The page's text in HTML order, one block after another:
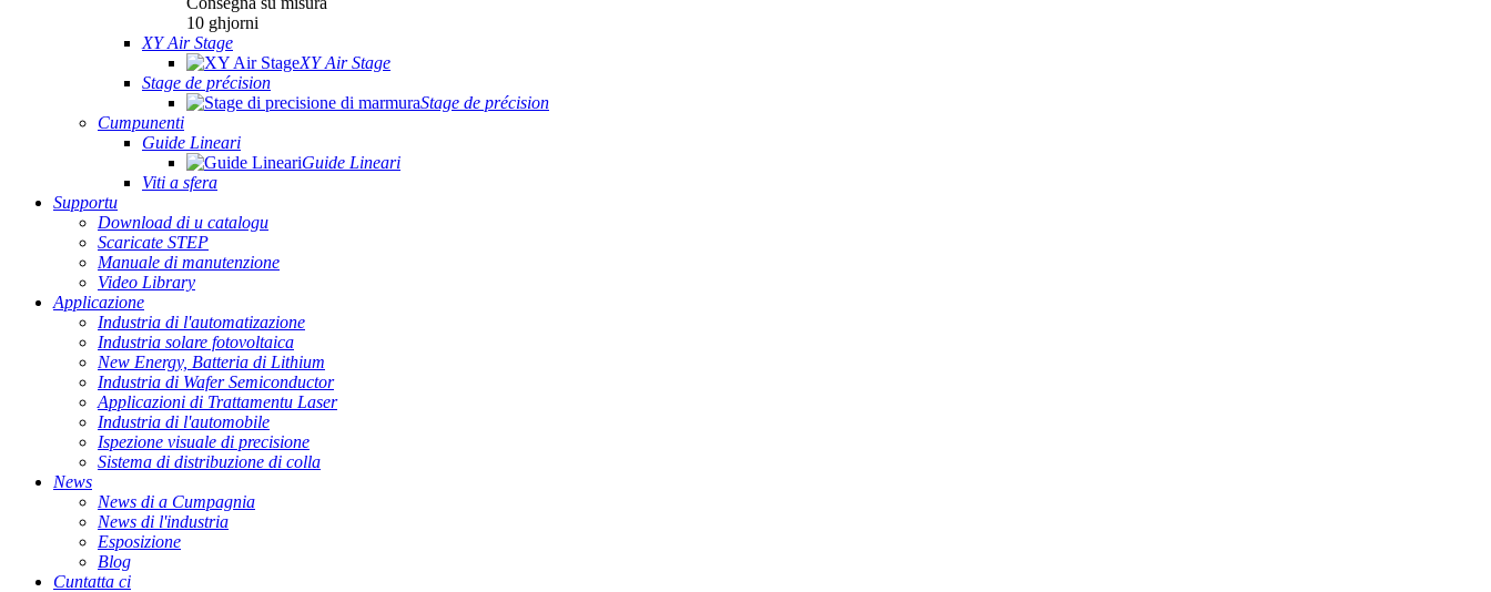
10 ghjorni
XY Air Stage
XY Air Stage
Stage de précision
Stage de précision
Cumpunenti
Guide Lineari
Guide Lineari
Viti a sfera
Supportu
Download di u catalogu
Scaricate STEP
Manuale di manutenzione
Video Library
Applicazione
Industria di l'automatizazione
Industria solare fotovoltaica
New Energy, Batteria di Lithium
Industria di Wafer Semiconductor
Applicazioni di Trattamentu Laser
Industria di l'automobile
Ispezione visuale di precisione
Sistema di distribuzione di colla
News
News di a Cumpagnia
News di l'industria
Esposizione
Blog
Cuntatta ci